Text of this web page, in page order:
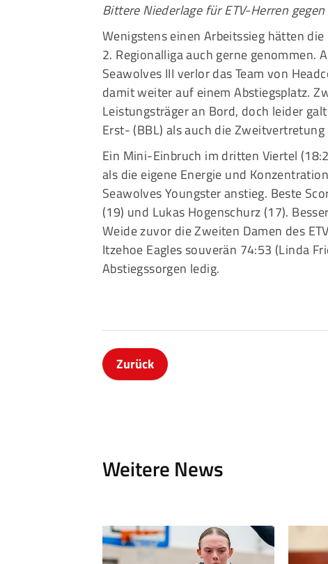
Bittere Niederlage für ETV-Herren
Wenigstens einen Arbeitssieg hätten
2. Regionalliga auch gerne genommen.
Seawolves III verlor das Team von
damit weiter auf einem Abstiegsplatz.
Leistungsträger an Bord, doch leider
Erst- (BBL) als auch die
Ein Mini-Einbruch im dritten Viertel
als die eigene Energie und
Seawolves Youngster anstieg. Beste
(19) und Lukas Hogenschurz (17).
Weide zuvor die Zweiten Damen des
Itzehoe Eagles souverän 74:53 (Linda
Abstiegssorgen ledig.
Zurück
Weitere News